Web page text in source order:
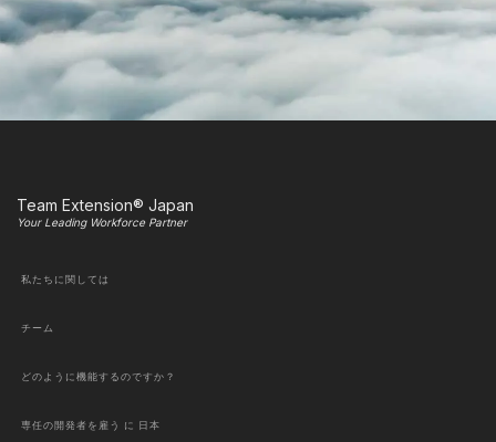
Team Extension® Japan
Your Leading Workforce Partner
私たちに関しては
チーム
どのように機能するのですか？
専任の開発者を雇う に 日本